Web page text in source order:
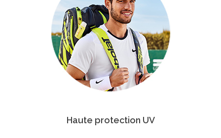
Haute protection UV